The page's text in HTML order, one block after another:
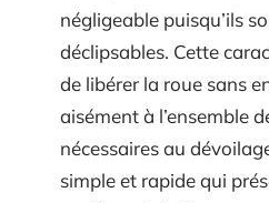
négligeable puisqu’ils
déclipsables. Cette
de libérer la roue sans
aisément à l’ensemble
nécessaires au
simple et rapide qui